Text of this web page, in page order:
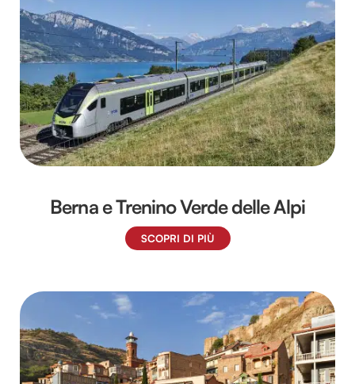
Berna e Trenino Verde delle Alpi
SCOPRI DI PIÙ